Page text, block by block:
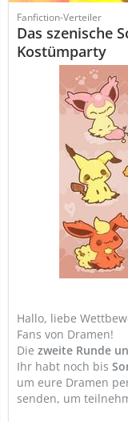
Fanfiction-Verteiler
Das szenische
Kostümparty
Hallo, liebe
Fans von Dramen!
Die zweite Runde
Ihr habt noch bis
um eure Dramen
senden, um